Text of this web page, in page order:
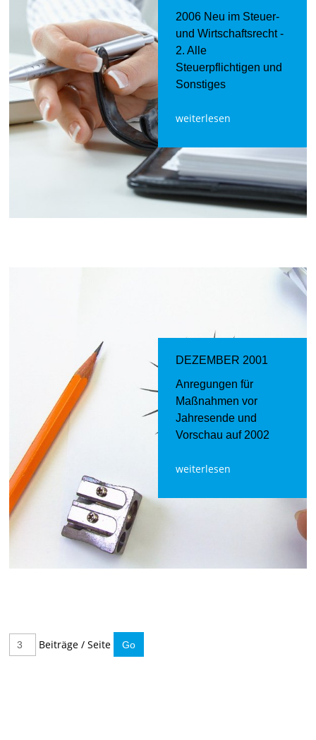
2006 Neu im Steuer-
und Wirtschaftsrecht -
2. Alle
Steuerpflichtigen und
Sonstiges
weiterlesen
DEZEMBER 2001
Anregungen für
Maßnahmen vor
Jahresende und
Vorschau auf 2002
weiterlesen
Beiträge / Seite